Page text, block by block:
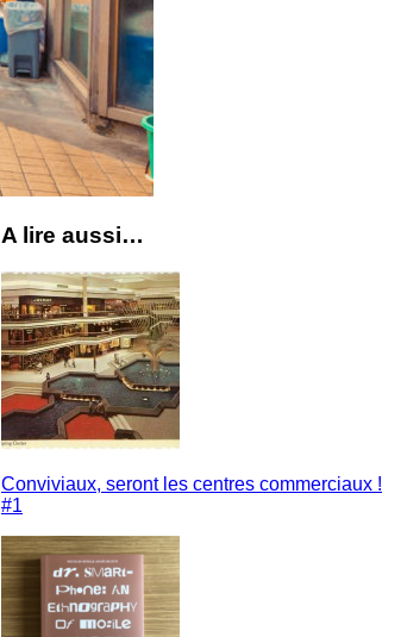
A lire aussi…
Conviviaux, seront les centres commerciaux !
#1